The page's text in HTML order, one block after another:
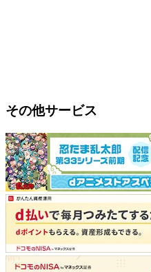
その他サービス